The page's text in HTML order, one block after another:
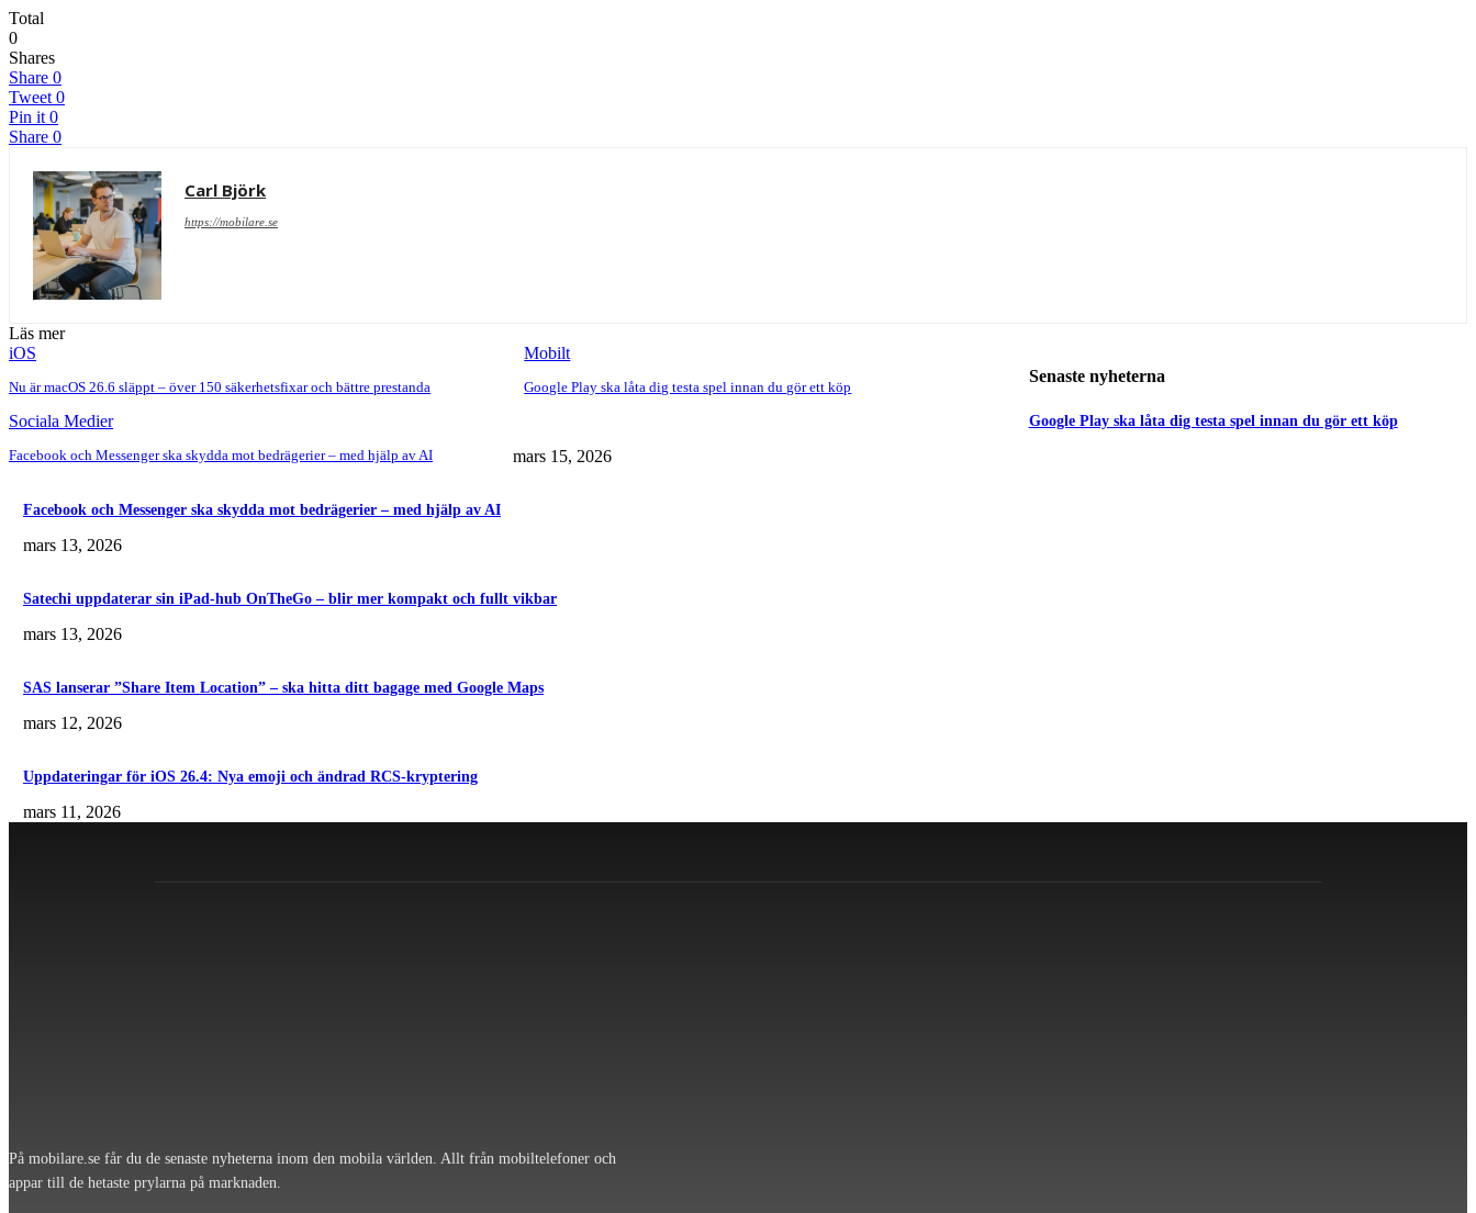
Total
0
Shares
Share 0
Tweet 0
Pin it 0
Share 0
Carl Björk
https://mobilare.se
Läs mer
iOS
Nu är macOS 26.6 släppt – över 150 säkerhetsfixar och bättre prestanda
Mobilt
Google Play ska låta dig testa spel innan du gör ett köp
Sociala Medier
Facebook och Messenger ska skydda mot bedrägerier – med hjälp av AI
Senaste nyheterna
Google Play ska låta dig testa spel innan du gör ett köp
mars 15, 2026
Facebook och Messenger ska skydda mot bedrägerier – med hjälp av AI
mars 13, 2026
Satechi uppdaterar sin iPad-hub OnTheGo – blir mer kompakt och fullt vikbar
mars 13, 2026
SAS lanserar ”Share Item Location” – ska hitta ditt bagage med Google Maps
mars 12, 2026
Uppdateringar för iOS 26.4: Nya emoji och ändrad RCS-kryptering
mars 11, 2026
På mobilare.se får du de senaste nyheterna inom den mobila världen. Allt från mobiltelefoner och
appar till de hetaste prylarna på marknaden.